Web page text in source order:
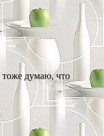
думаю, что